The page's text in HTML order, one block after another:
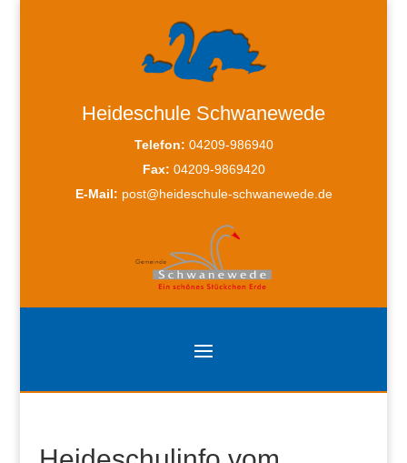
Heideschule Schwanewede
Telefon: 04209-986940
Fax: 04209-9869420
E-Mail: post@heideschule-schwanewede.de